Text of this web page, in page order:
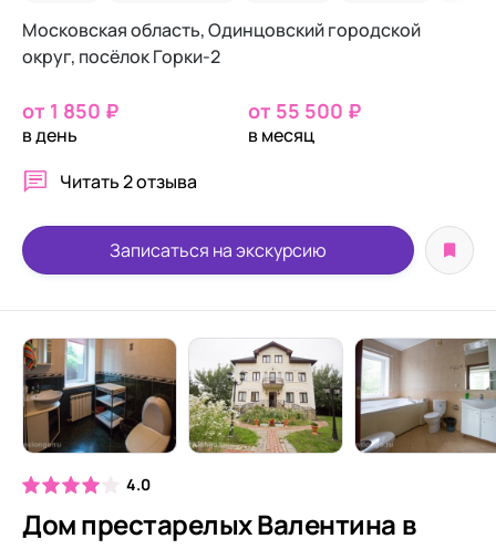
Московская область, Одинцовский городской
округ, посёлок Горки-2
от 1 850 ₽
в день
от 55 500 ₽
в месяц
Читать2 отзыва
Записаться на экскурсию
4.0
Дом престарелых Валентина в